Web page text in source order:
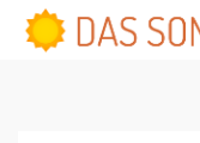
Skip